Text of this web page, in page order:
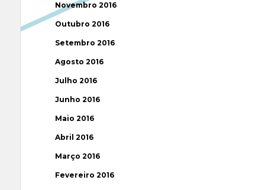
Novembro 2016
Outubro 2016
Setembro 2016
Agosto 2016
Julho 2016
Junho 2016
Maio 2016
Abril 2016
Março 2016
Fevereiro 2016